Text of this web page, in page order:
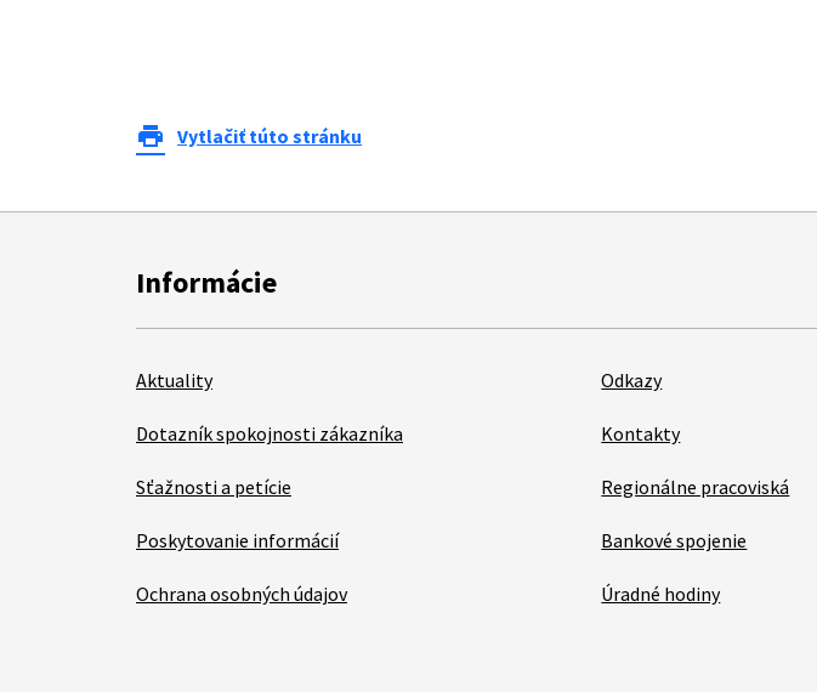
print Vytlačiť túto stránku
Informácie
Aktuality
Dotazník spokojnosti zákazníka
Sťažnosti a petície
Poskytovanie informácií
Ochrana osobných údajov
Odkazy
Kontakty
Regionálne pracoviská
Bankové spojenie
Úradné hodiny